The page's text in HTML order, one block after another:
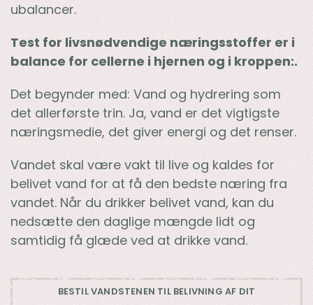
ubalancer.
Test for livsnødvendige næringsstoffer er i
balance for cellerne i hjernen og i kroppen:.
Det begynder med: Vand og hydrering som
det allerførste trin. Ja, vand er det vigtigste
næringsmedie, det giver energi og det renser.
Vandet skal være vakt til live og kaldes for
belivet vand for at få den bedste næring fra
vandet. Når du drikker belivet vand, kan du
nedsætte den daglige mængde lidt og
samtidig få glæde ved at drikke vand.
BESTIL VANDSTENEN TIL BELIVNING AF DIT